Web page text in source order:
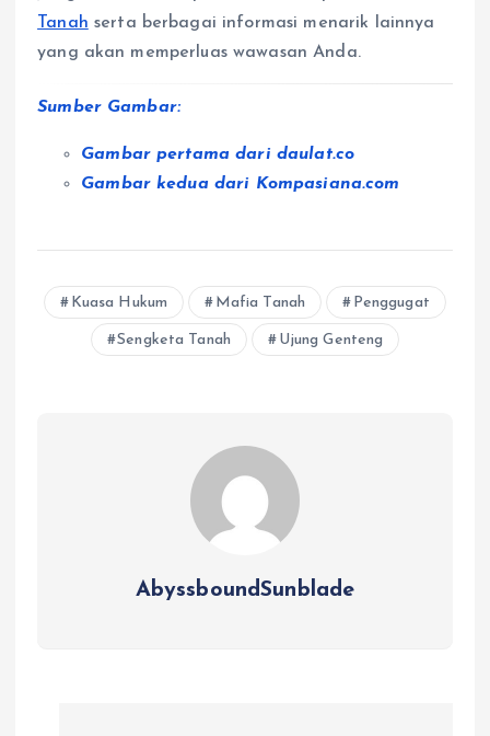
Tanah serta berbagai informasi menarik lainnya
yang akan memperluas wawasan Anda.
Sumber Gambar:
Gambar pertama dari daulat.co
Gambar kedua dari Kompasiana.com
Kuasa Hukum Mafia Tanah Penggugat
Sengketa Tanah Ujung Genteng
AbyssboundSunblade